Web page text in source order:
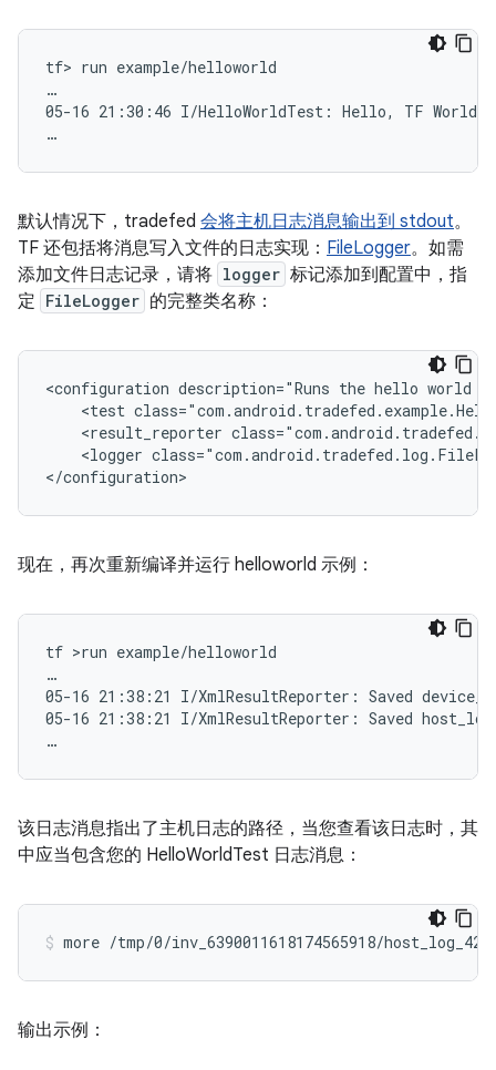
tf> run example/helloworld
…
05-16 21:30:46 I/HelloWorldTest: Hello, TF World! I
默认情况下，tradefed 会将主机日志消息输出到 stdout。
TF 还包括将消息写入文件的日志实现： FileLogger。如需
添加文件日志记录，请将 logger 标记添加到配置中，指
定 FileLogger 的完整类名称：
<configuration description="Runs the hello world
<test
<result_reporter
<logger
</configuration>
现在，再次重新编译并运行 helloworld 示例：
tf >run example/helloworld
…
05-16 21:38:21 I/XmlResultReporter: Saved
05-16 21:38:21 I/XmlResultReporter: Saved host_log
该日志消息指出了主机日志的路径，当您查看该日志时，其
中应当包含您的 HelloWorldTest 日志消息：
more /tmp/0/inv_6390011618174565918/
输出示例：